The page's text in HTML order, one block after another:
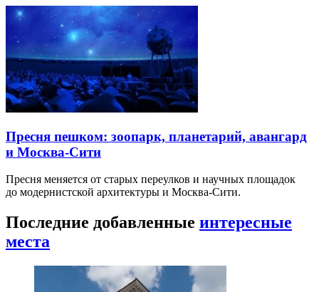
Пресня пешком: зоопарк, планетарий, авангард
и Москва-Сити
Пресня меняется от старых переулков и научных площадок
до модернистской архитектуры и Москва-Сити.
Последние добавленные интересные
места